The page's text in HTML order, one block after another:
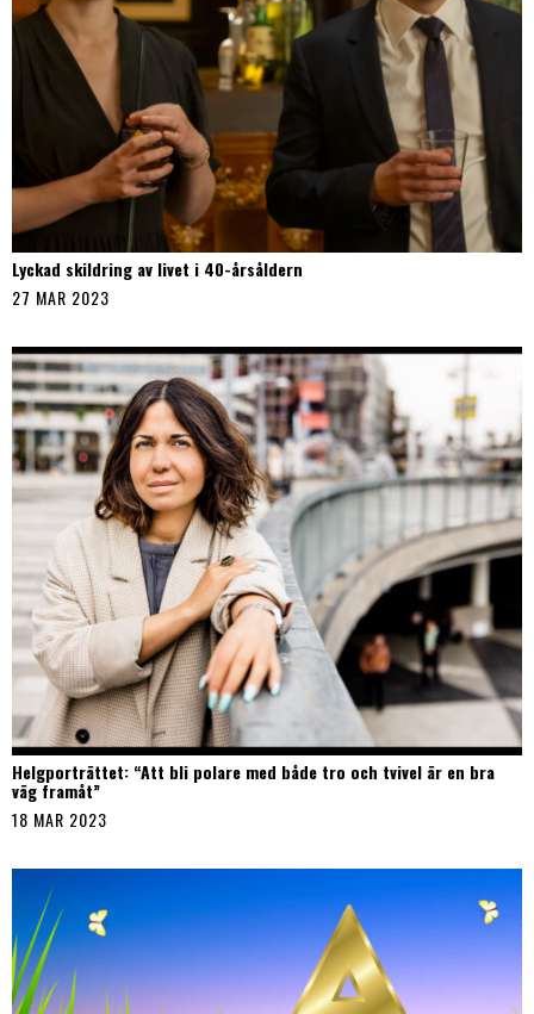
Lyckad skildring av livet i 40-årsåldern
27 MAR 2023
Helgporträttet: “Att bli polare med både tro och tvivel är en bra
väg framåt”
18 MAR 2023